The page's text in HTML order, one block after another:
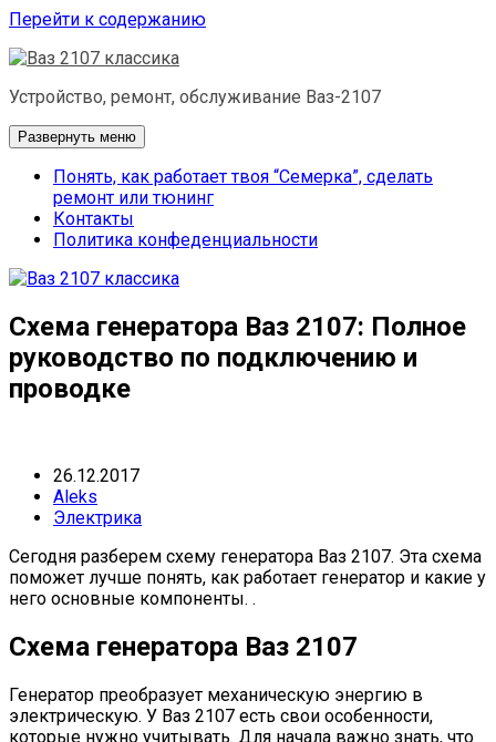
Перейти к содержанию
Устройство, ремонт, обслуживание Ваз-2107
Развернуть меню
Понять, как работает твоя “Семерка”, сделать
ремонт или тюнинг
Контакты
Политика конфеденциальности
Схема генератора Ваз 2107: Полное
руководство по подключению и
проводке
26.12.2017
Aleks
Электрика
Сегодня разберем схему генератора Ваз 2107. Эта схема
поможет лучше понять, как работает генератор и какие у
него основные компоненты. .
Схема генератора Ваз 2107
Генератор преобразует механическую энергию в
электрическую. У Ваз 2107 есть свои особенности,
которые нужно учитывать. Для начала важно знать, что